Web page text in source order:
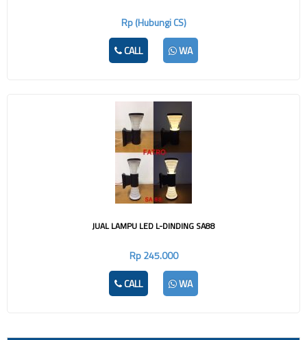
Rp (Hubungi CS)
CALL
WA
JUAL LAMPU LED L-DINDING SA88
Rp 245.000
CALL
WA